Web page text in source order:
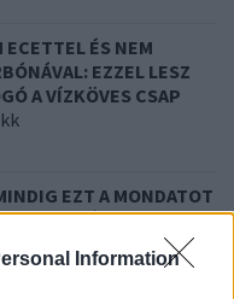
Information
ECETTEL ÉS NEM
EZZEL LESZ
A VÍZKÖVES CSAP
EZT A MONDATOT
RENDKÍVÜL MAGAS
UTALHAT